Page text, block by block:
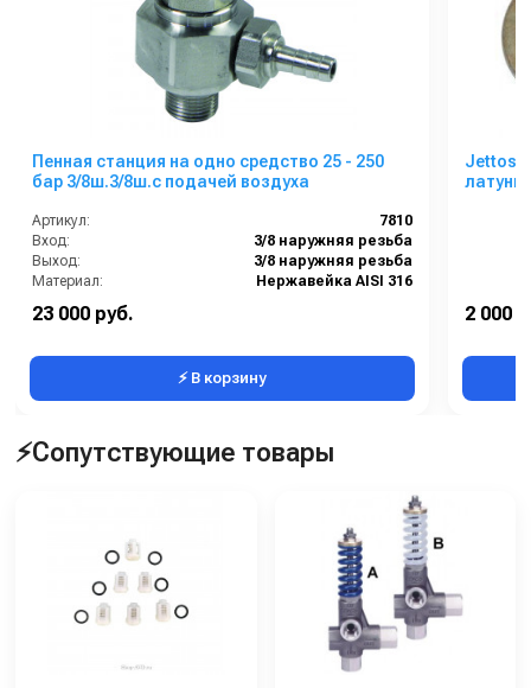
Пенная станция на одно средство 25 - 250
бар 3/8ш.3/8ш.с подачей воздуха
Артикул:
7810
Вход:
3/8 наружняя резьба
Выход:
3/8 наружняя резьба
Материал:
Нержавейка AISI 316
В коробке:
23 000 руб.
⚡ В корзину
Jettos
2 000
⚡Сопутствующие товары